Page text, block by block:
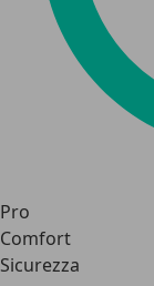
Pro
Comfort
Sicurezza